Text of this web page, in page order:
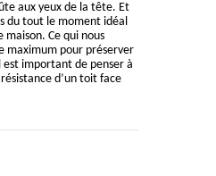
aux yeux de la tête. Et
du tout le moment idéal
Ce qui nous
maximum pour préserver
important de penser à
d’un toit face